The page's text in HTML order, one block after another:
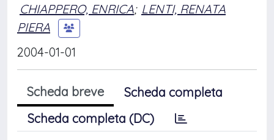
CHIAPPERO, ENRICA; LENTI, RENATA
PIERA
2004-01-01
Scheda breve
Scheda completa
Scheda completa (DC)